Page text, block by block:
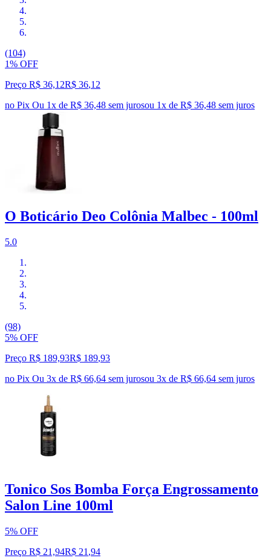
(104)
1% OFF
Preço R$ 36,12R$ 36,12
no Pix Ou 1x de R$ 36,48 sem jurosou 1x de R$ 36,48 sem juros
O Boticário Deo Colônia Malbec - 100ml
5.0
(98)
5% OFF
Preço R$ 189,93R$ 189,93
no Pix Ou 3x de R$ 66,64 sem jurosou 3x de R$ 66,64 sem juros
Tonico Sos Bomba Força Engrossamento
Salon Line 100ml
5% OFF
Preço R$ 21,94R$ 21 ,94